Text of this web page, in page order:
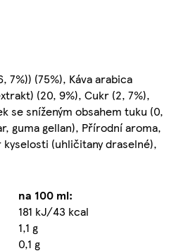
7%)) (75%), Káva arabica
(20, 9%), Cukr (2, 7%),
se sníženým obsahem tuku (0,
guma gellan), Přírodní aroma,
(uhličitany draselné),
na 100 ml:
181 kJ/43 kcal
1,1 g
0,1 g